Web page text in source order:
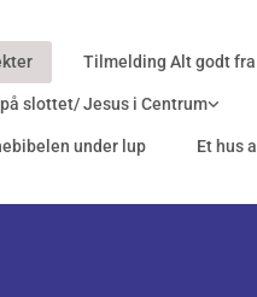
Tilmelding Alt godt
slottet/ Jesus i Centrum
under lup Et hus